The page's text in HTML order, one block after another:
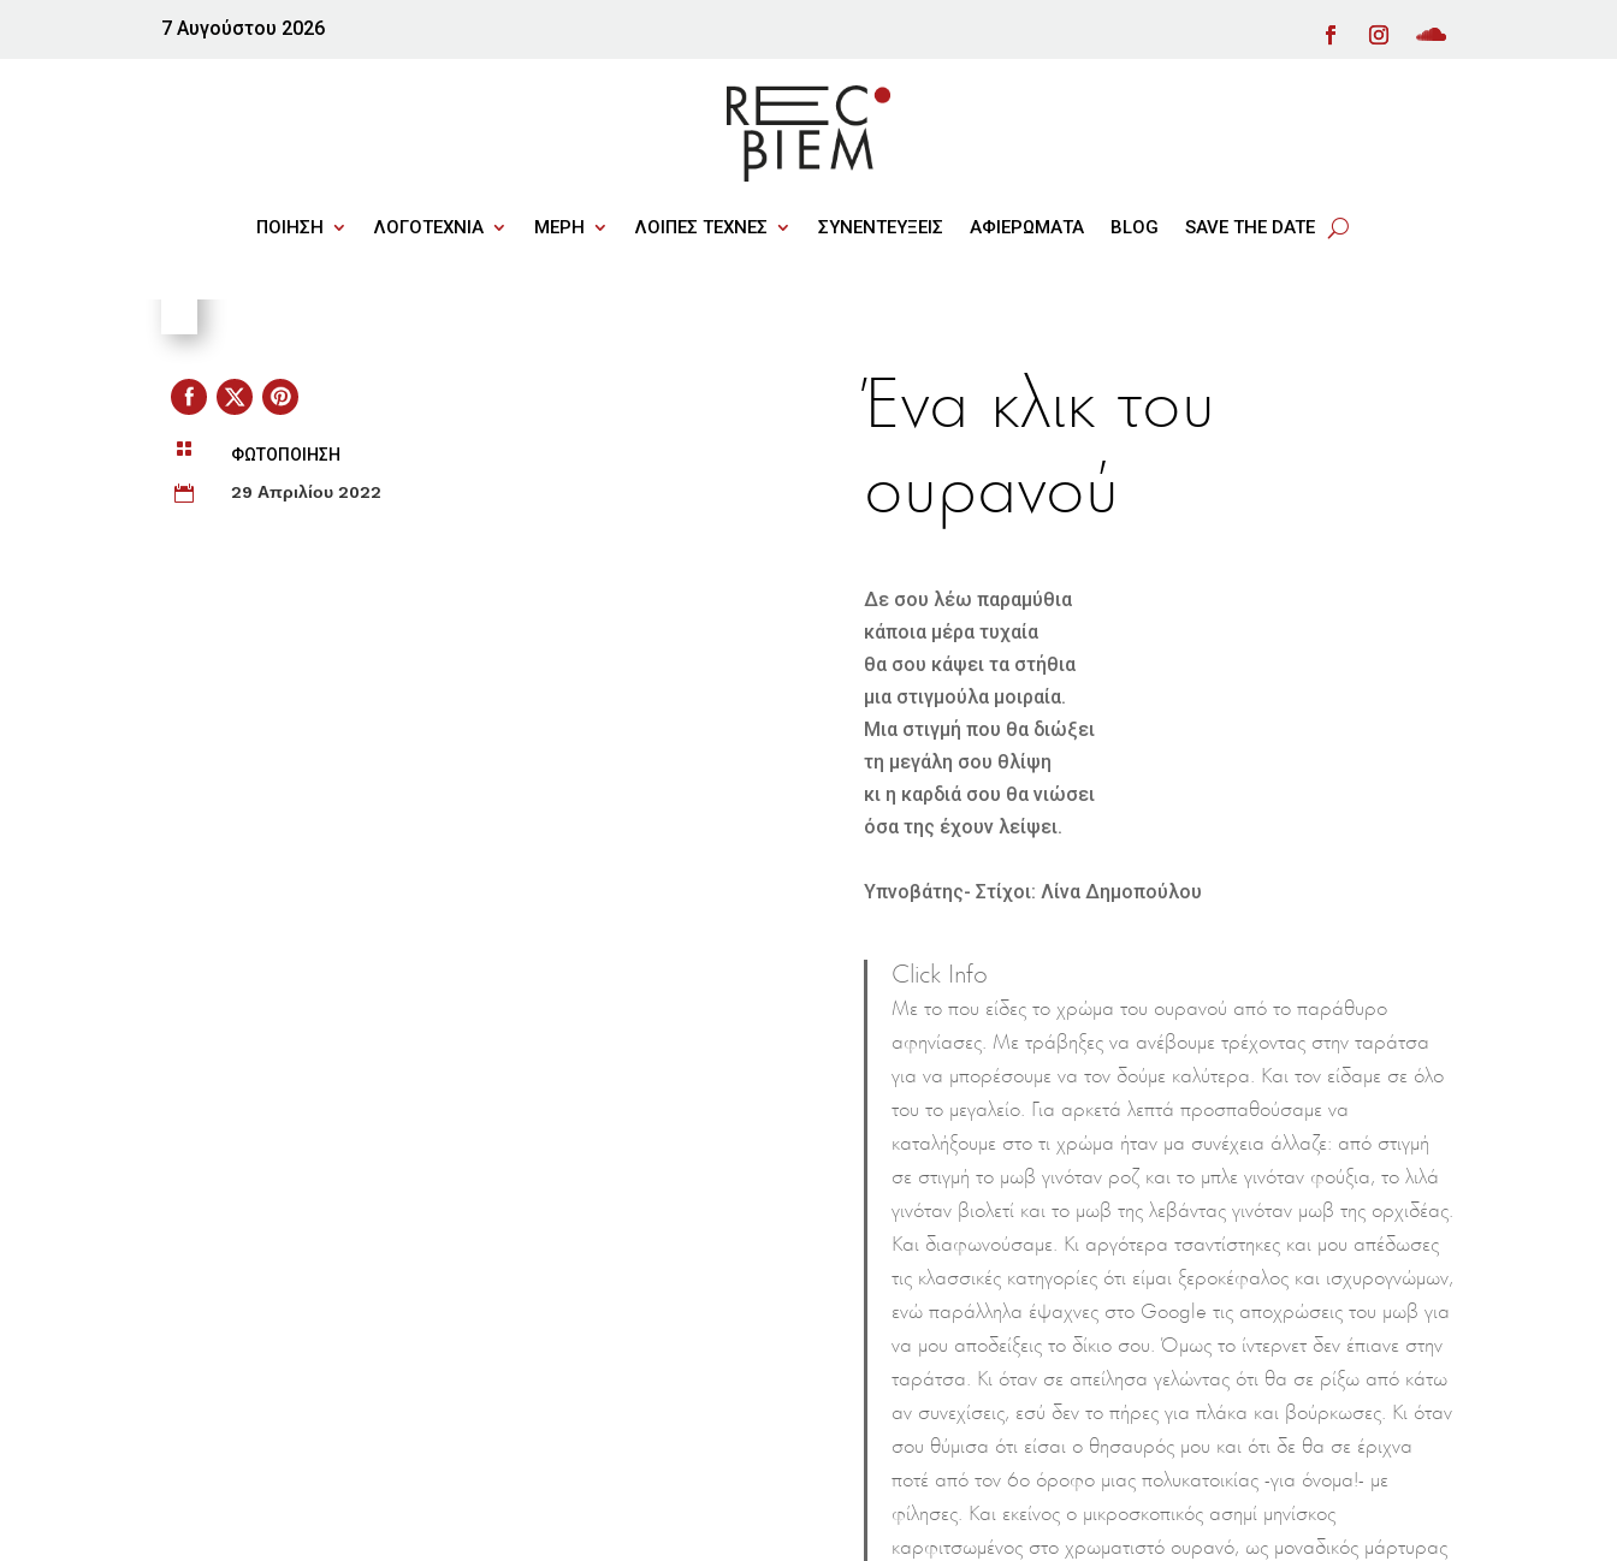
7 Αυγούστου 2026
ΠΟΙΗΣΗ ΛΟΓΟΤΕΧΝΙΑ ΜΕΡΗ ΛΟΙΠΕΣ ΤΕΧΝΕΣ ΣΥΝΕΝΤΕΥΞΕΙΣ ΑΦΙΕΡΩΜΑΤΑ BLOG SAVE THE DATE

ΦΩΤΟΠΟΙΗΣΗ

29 Απριλίου 2022
Ένα κλικ του
ουρανού
Δε σου λέω παραμύθια
κάποια μέρα τυχαία
θα σου κάψει τα στήθια
μια στιγμούλα μοιραία.
Μια στιγμή που θα διώξει
τη μεγάλη σου θλίψη
κι η καρδιά σου θα νιώσει
όσα της έχουν λείψει.
Υπνοβάτης- Στίχοι: Λίνα Δημοπούλου
Click Info
Με το που είδες το χρώμα του ουρανού από το παράθυρο
αφηνίασες. Με τράβηξες να ανέβουμε τρέχοντας στην ταράτσα
για να μπορέσουμε να τον δούμε καλύτερα. Και τον είδαμε σε όλο
του το μεγαλείο. Για αρκετά λεπτά προσπαθούσαμε να
καταλήξουμε στο τι χρώμα ήταν μα συνέχεια άλλαζε: από στιγμή
σε στιγμή το μωβ γινόταν ροζ και το μπλε γινόταν φούξια, το λιλά
γινόταν βιολετί και το μωβ της λεβάντας γινόταν μωβ της ορχιδέας.
Και διαφωνούσαμε. Κι αργότερα τσαντίστηκες και μου απέδωσες
τις κλασσικές κατηγορίες ότι είμαι ξεροκέφαλος και ισχυρογνώμων,
ενώ παράλληλα έψαχνες στο Google τις αποχρώσεις του μωβ για
να μου αποδείξεις το δίκιο σου. Όμως το ίντερνετ δεν έπιανε στην
ταράτσα. Κι όταν σε απείλησα γελώντας ότι θα σε ρίξω από κάτω
αν συνεχίσεις, εσύ δεν το πήρες για πλάκα και βούρκωσες. Κι όταν
σου θύμισα ότι είσαι ο θησαυρός μου και ότι δε θα σε έριχνα
ποτέ από τον 6ο όροφο μιας πολυκατοικίας -για όνομα!- με
φίλησες. Και εκείνος ο μικροσκοπικός ασημί μηνίσκος
καρφιτσωμένος στο χρωματιστό ουρανό, ως μοναδικός μάρτυρας